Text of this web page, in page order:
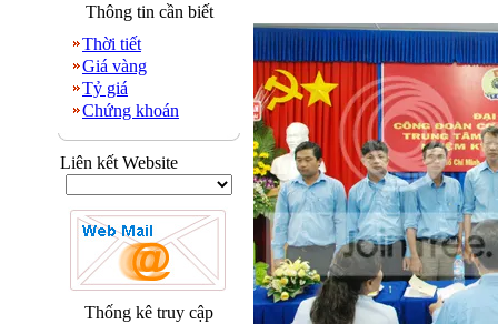
Thông tin cần biết
Thời tiết
Giá vàng
Tỷ giá
Chứng khoán
Liên kết Website
Thống kê truy cập